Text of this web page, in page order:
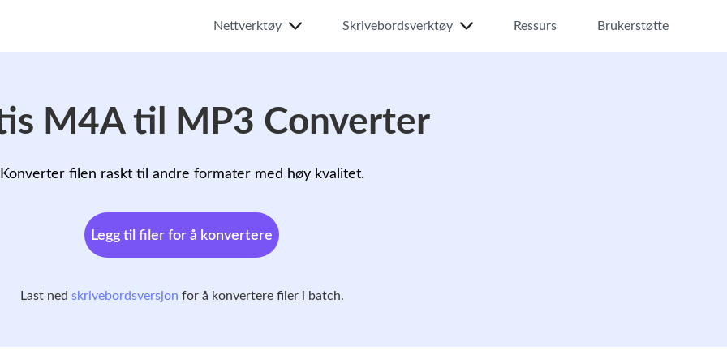
Nettverktøy Skrivebordsverktøy Ressurs Brukerstøtte
M4A til MP3 Converter
Konverter filen raskt til andre formater med høy kvalitet.
Legg til filer for å konvertere
Last ned skrivebordsversjon for å konvertere filer i batch.